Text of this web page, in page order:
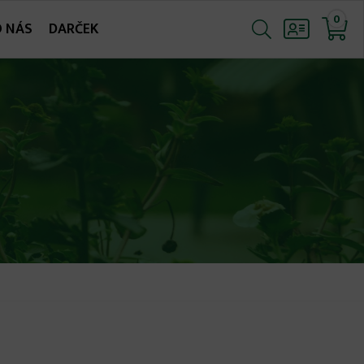
NÁS DARČEK 0